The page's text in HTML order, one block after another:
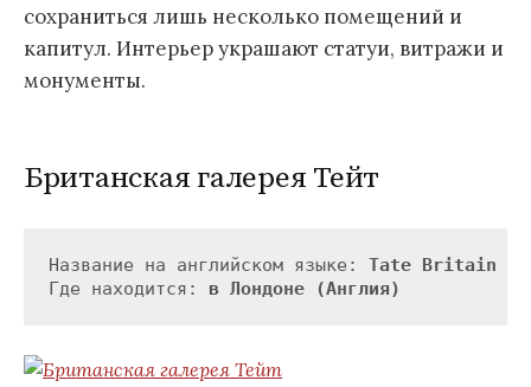
сохраниться лишь несколько помещений и
капитул. Интерьер украшают статуи, витражи и
монументы.
Британская галерея Тейт
Название на английском языке: Tate Britain
Где находится: в Лондоне (Англия)